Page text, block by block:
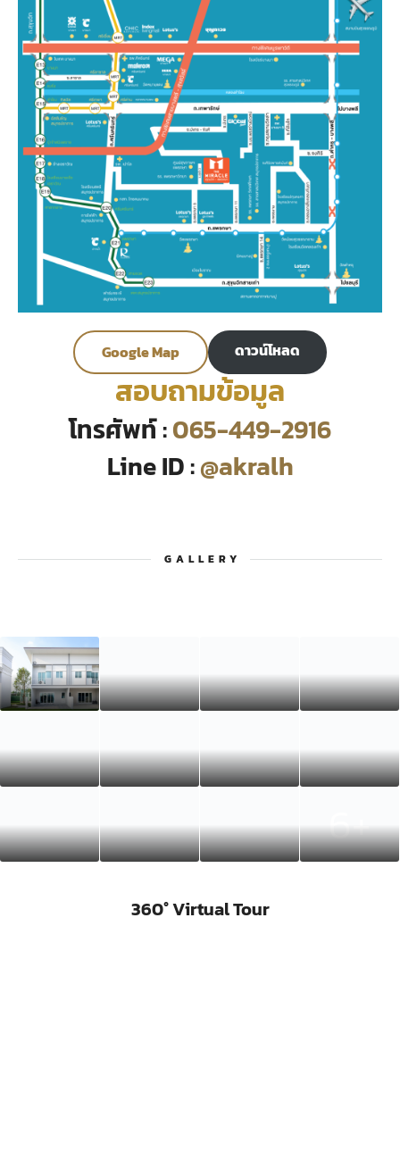
Google Map ดาวน์โหลด
สอบถามข้อมูล
โทรศัพท์ :065-449-2916
Line ID :@akralh
GALLERY
6+
360° Virtual Tour